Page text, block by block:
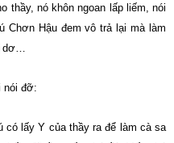
thầy, nó khôn ngoan lấp liếm, nói
Chơn Hậu đem vô trả lại mà làm
dơ…
nói đỡ:
có lấy Y của thầy ra để làm cà sa